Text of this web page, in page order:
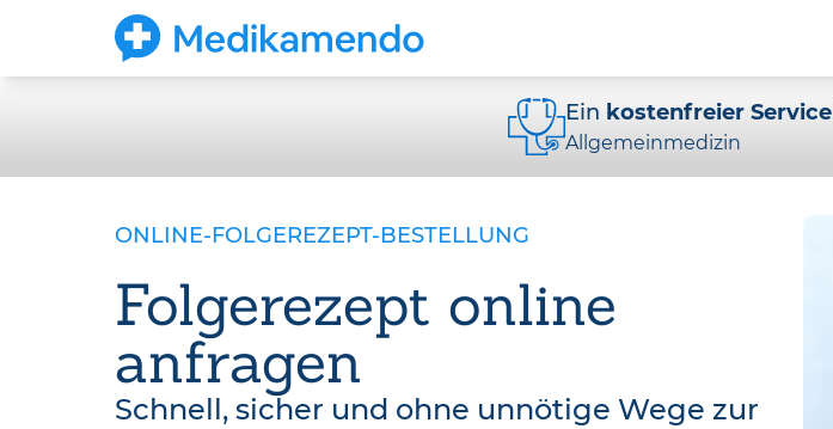
Ein kostenfreier Service
Allgemeinmedizin
ONLINE-FOLGEREZEPT-BESTELLUNG
Folgerezept online
anfragen
Schnell, sicher und ohne unnötige Wege zur